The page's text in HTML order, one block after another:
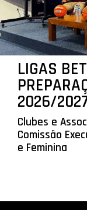
LIGAS
2026/
Clubes e
Comissão
e Feminina